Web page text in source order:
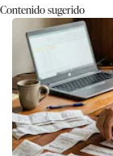
Contenido sugerido